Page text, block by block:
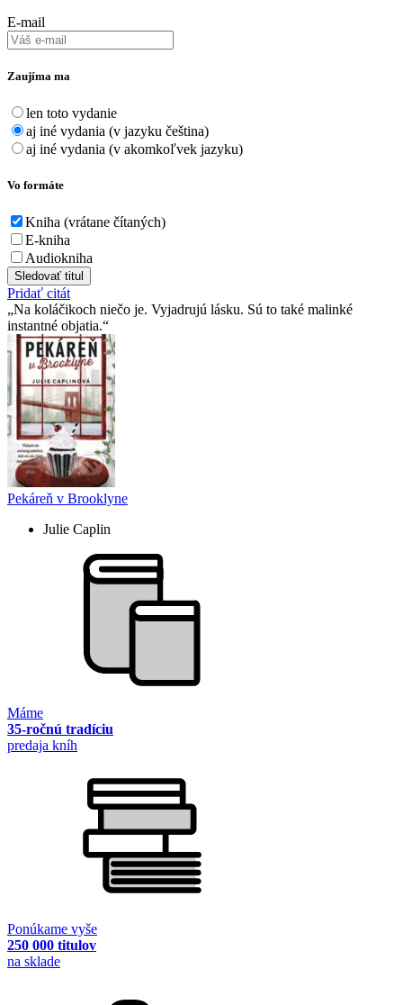
E-mail
Zaujíma ma
len toto vydanie
aj iné vydania (v jazyku čeština)
aj iné vydania (v akomkoľvek jazyku)
Vo formáte
Kniha (vrátane čítaných)
E-kniha
Audiokniha
Sledovať titul
Pridať citát
Na koláčikoch niečo je. Vyjadrujú lásku. Sú to také malinké
instantné objatia.
Pekáreň v Brooklyne
Julie Caplin
Máme
35-ročnú tradíciu
predaja kníh
Ponúkame vyše
250 000 titulov
na sklade